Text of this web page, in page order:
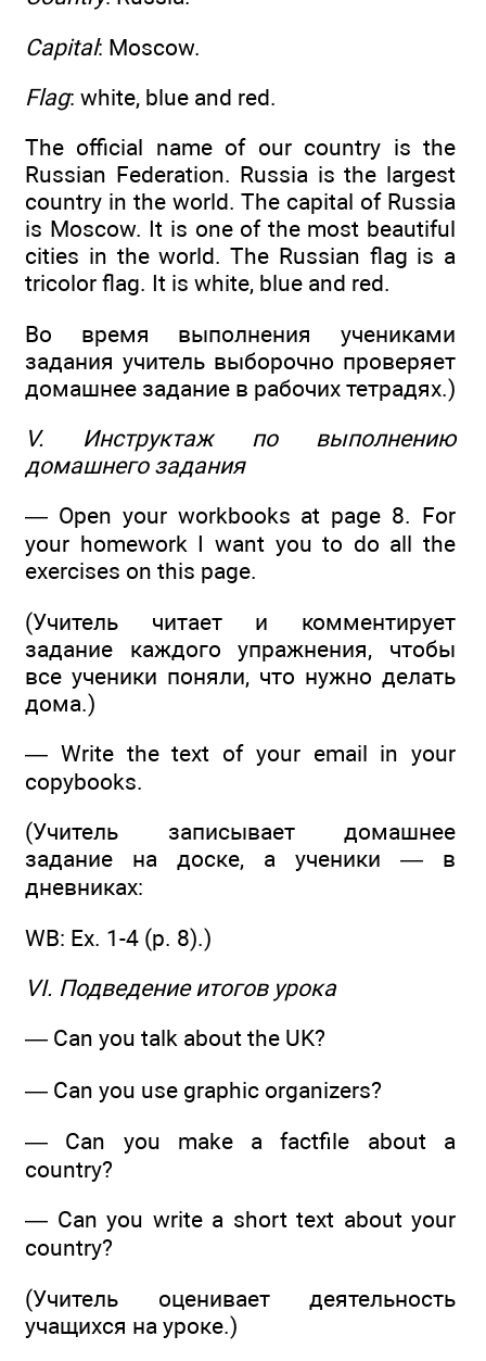
Capital: Moscow.
Flag: white, blue and red.
The official name of our country is the
Russian Federation. Russia is the largest
country in the world. The capital of Russia
is Moscow. It is one of the most beautiful
cities in the world. The Russian flag is a
tricolor flag. It is white, blue and red.
Во время выполнения учениками
задания учитель выборочно проверяет
домашнее задание в рабочих тетрадях.)
V. Инструктаж по выполнению
домашнего задания
— Open your workbooks at page 8. For
your homework I want you to do all the
exercises on this page.
(Учитель читает и комментирует
задание каждого упражнения, чтобы
все ученики поняли, что нужно делать
дома.)
— Write the text of your email in your
copybooks.
(Учитель записывает домашнее
задание на доске, а ученики — в
дневниках:
WB: Ех. 1-4 (р. 8).)
VI. Подведение итогов урока
— Can you talk about the UK?
— Can you use graphic organizers?
— Can you make a factfile about a
country?
— Can you write a short text about your
country?
(Учитель оценивает деятельность
учащихся на уроке.)